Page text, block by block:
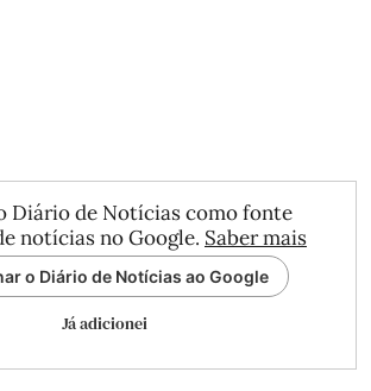
Diário de Notícias como fonte
notícias no Google. Saber mais
o Diário de Notícias ao Google
Já adicionei